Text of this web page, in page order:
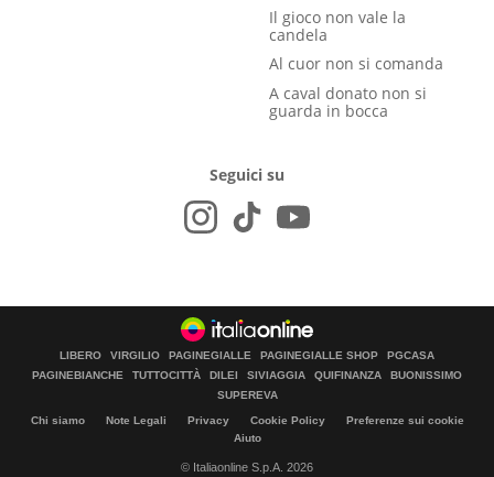
Il gioco non vale la
candela
Al cuor non si comanda
A caval donato non si
guarda in bocca
Seguici su
LIBERO VIRGILIO PAGINEGIALLE PAGINEGIALLE SHOP
PGCASA
PAGINEBIANCHE
TUTTOCITTÀ DILEI SIVIAGGIA QUIFINANZA
BUONISSIMO
SUPEREVA
Chi siamo Note Legali Privacy Cookie Policy
Preferenze sui cookie
Aiuto
© Italiaonline S.p.A. 2026